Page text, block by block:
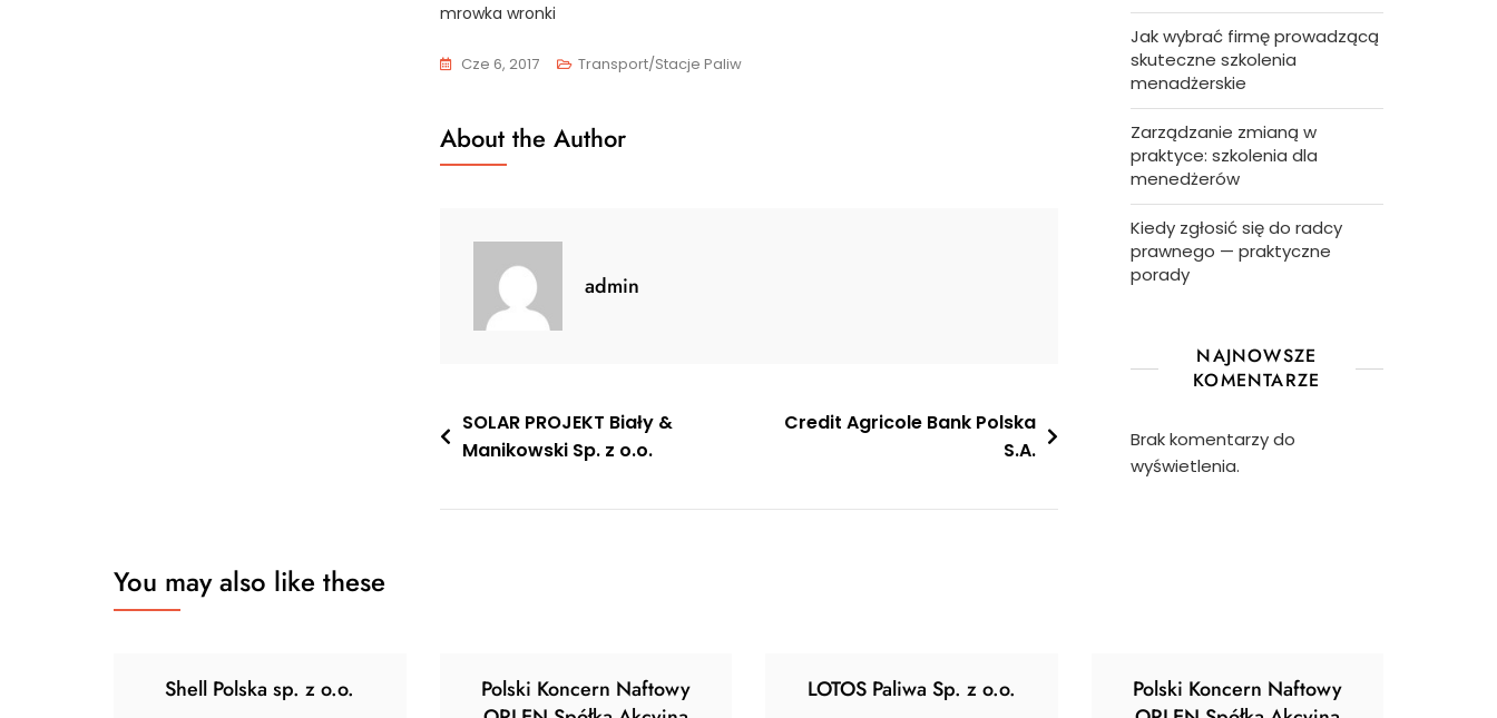
mrowka wronki
Cze 6, 2017 Transport/Stacje Paliw
About the Author
admin
Nawigacja
wpisu
SOLAR PROJEKT Biały &
Manikowski Sp. z o.o.
Credit Agricole Bank Polska
S.A.
Jak wybrać firmę prowadzącą
skuteczne szkolenia
menadżerskie
Zarządzanie zmianą w
praktyce: szkolenia dla
menedżerów
Kiedy zgłosić się do radcy
prawnego — praktyczne
porady
NAJNOWSZE
KOMENTARZE
Brak komentarzy do
wyświetlenia.
You may also like these
Shell Polska sp. z o.o.
Polski Koncern Naftowy
LOTOS Paliwa Sp. z o.o.
Polski Koncern Naftowy